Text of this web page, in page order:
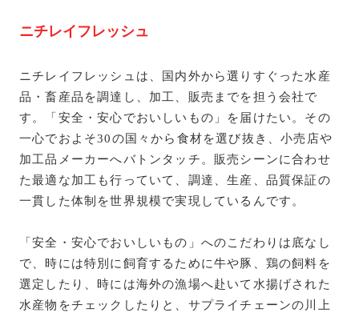
ニチレイフレッシュ
ニチレイフレッシュは、国内外から選りすぐった水産
品・畜産品を調達し、加工、販売までを担う会社で
す。「安全・安心でおいしいもの」を届けたい。その
一心でおよそ30の国々から食材を選び抜き、小売店や
加工品メーカーへバトンタッチ。販売シーンに合わせ
た最適な加工も行っていて、調達、生産、品質保証の
一貫した体制を世界規模で実現しているんです。
「安全・安心でおいしいもの」へのこだわりは底なし
で、時には特別に飼育するために牛や豚、鶏の飼料を
選定したり、時には海外の漁場へ赴いて水揚げされた
水産物をチェックしたりと、サプライチェーンの川上